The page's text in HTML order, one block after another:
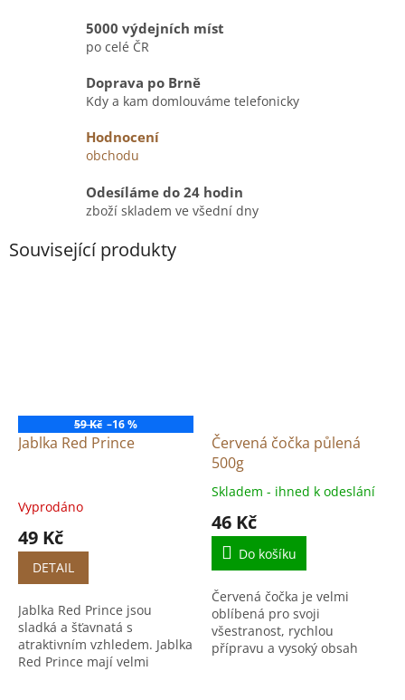
5000 výdejních míst
po celé ČR
Doprava po Brně
Kdy a kam domlouváme telefonicky
Hodnocení
obchodu
Odesíláme do 24 hodin
zboží skladem ve všední dny
Související produkty
59 Kč –16 %
Jablka Red Prince
Vyprodáno
49 Kč
DETAIL
Jablka Red Prince jsou
sladká a šťavnatá s
atraktivním vzhledem. Jablka
Red Prince mají velmi
Červená čočka půlená
500g
Průměrné
produktu
5,0
5
hvězdiček.
Skladem - ihned k odeslání
46 Kč
Do košíku
Červená čočka je velmi
oblíbená pro svoji
všestranost, rychlou
přípravu a vysoký obsah